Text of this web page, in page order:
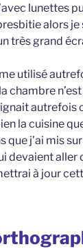
lunettes
alors
très grand
utilisé
autrefois
la cuisine
j’ai mis
devaient aller
à jour